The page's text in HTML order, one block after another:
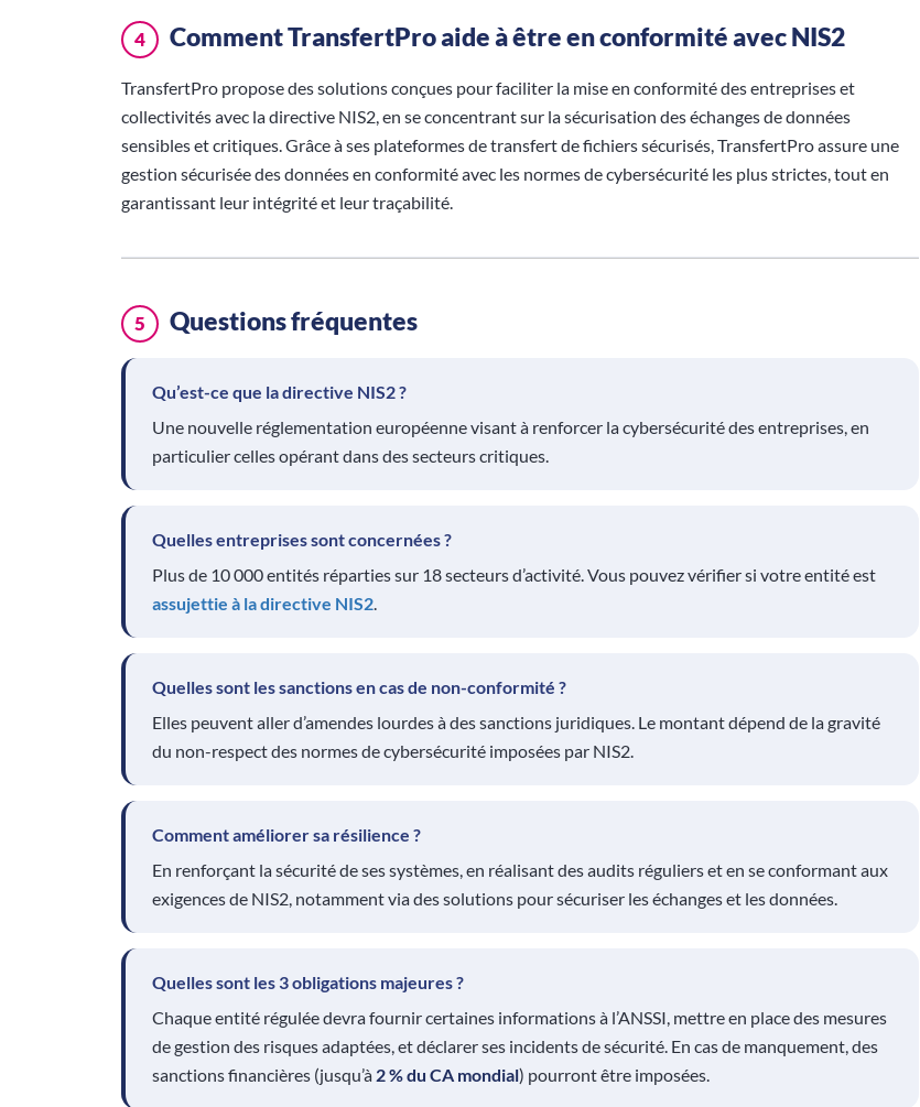
4 Comment TransfertPro aide à être en conformité avec NIS2
TransfertPro propose des solutions conçues pour faciliter la mise en conformité des entreprises et
collectivités avec la directive NIS2, en se concentrant sur la sécurisation des échanges de données
sensibles et critiques. Grâce à ses plateformes de transfert de fichiers sécurisés, TransfertPro assure une
gestion sécurisée des données en conformité avec les normes de cybersécurité les plus strictes, tout en
garantissant leur intégrité et leur traçabilité.
5 Questions fréquentes
Qu’est-ce que la directive NIS2 ?
Une nouvelle réglementation européenne visant à renforcer la cybersécurité des entreprises, en
particulier celles opérant dans des secteurs critiques.
Quelles entreprises sont concernées ?
Plus de 10 000 entités réparties sur 18 secteurs d’activité. Vous pouvez vérifier si votre entité est
assujettie à la directive NIS2
Quelles sont les sanctions en cas de non-conformité ?
Elles peuvent aller d’amendes lourdes à des sanctions juridiques. Le montant dépend de la gravité
du non-respect des normes de cybersécurité imposées par NIS2.
Comment améliorer sa résilience ?
En renforçant la sécurité de ses systèmes, en réalisant des audits réguliers et en se conformant aux
exigences de NIS2, notamment via des solutions pour sécuriser les échanges et les données.
Quelles sont les 3 obligations majeures ?
Chaque entité régulée devra fournir certaines informations à l’ANSSI, mettre en place des mesures
de gestion des risques adaptées, et déclarer ses incidents de sécurité. En cas de manquement, des
sanctions financières (jusqu’à 2 % du CA mondial) pourront être imposées.